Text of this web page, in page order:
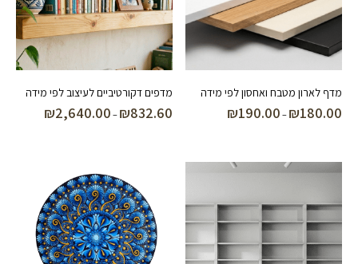
מדף לארון מטבח ואחסון לפי מידה
₪180.00
–
₪190.00
עד
מדפים דקורטיביים לעיצוב לפי מידה
₪832.60
–
₪2,640.00